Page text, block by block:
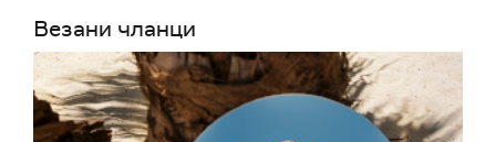
Везани чланци